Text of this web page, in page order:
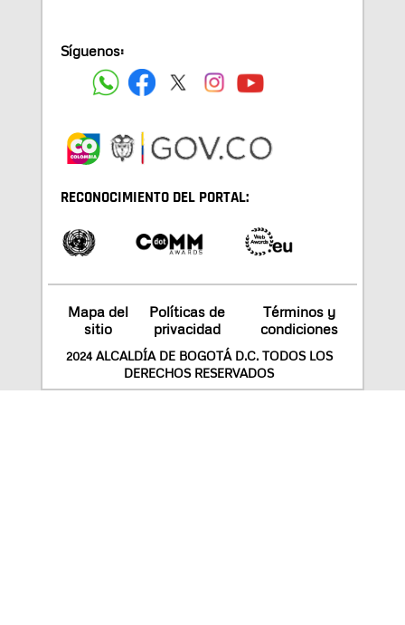
Síguenos:
RECONOCIMIENTO DEL PORTAL:
Mapa del
sitio
Políticas de
privacidad
Términos y
condiciones
2024 ALCALDÍA DE BOGOTÁ D.C. TODOS LOS
DERECHOS RESERVADOS